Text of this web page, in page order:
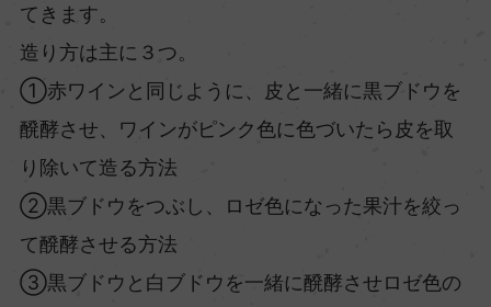
てきます。
造り方は主に３つ。
①赤ワインと同じように、皮と一緒に黒ブドウを
醗酵させ、ワインがピンク色に色づいたら皮を取
り除いて造る方法
②黒ブドウをつぶし、ロゼ色になった果汁を絞っ
て醗酵させる方法
③黒ブドウと白ブドウを一緒に醗酵させロゼ色の